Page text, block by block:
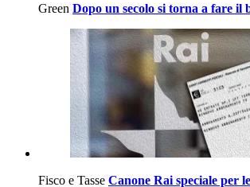
Green Dopo un secolo si torna a fare il
Fisco e Tasse Canone Rai speciale per